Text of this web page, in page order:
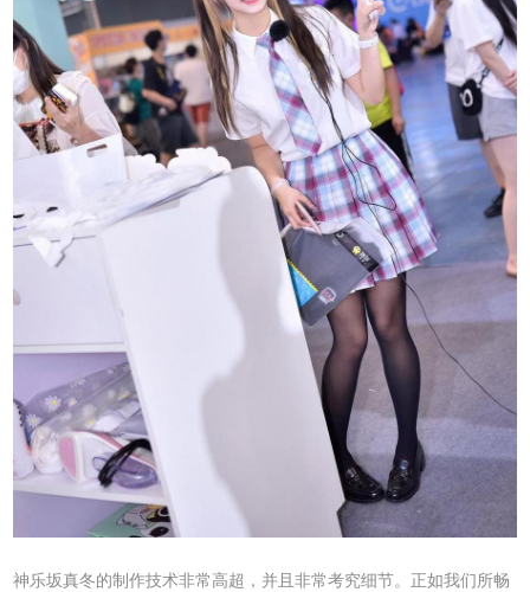
神乐坂真冬的制作技术非常高超，并且非常考究细节。正如我们所畅